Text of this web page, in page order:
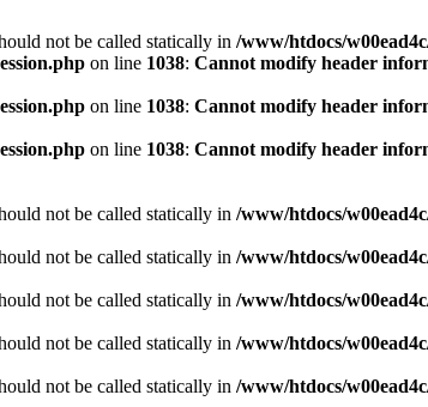
not be called statically in /www/htdocs/
on line 1038: Cannot modify header
on line 1038: Cannot modify header
on line 1038: Cannot modify header
not be called statically in /www/htdocs/
not be called statically in /www/htdocs/
not be called statically in /www/htdocs/
not be called statically in /www/htdocs/
not be called statically in /www/htdocs/